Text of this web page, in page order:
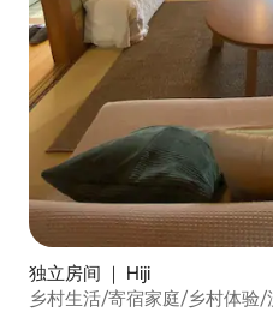
独立房间 ｜ Hiji
乡村生活/寄宿家庭/乡村体